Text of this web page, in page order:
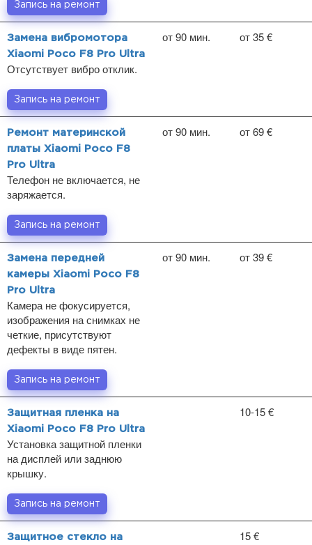
Запись на ремонт
Замена вибромотора
Xiaomi Poco F8 Pro Ultra
Отсутствует вибро отклик.
от 90 мин. от 35 €
Запись на ремонт
Ремонт материнской
платы Xiaomi Poco F8
Pro Ultra
Телефон не включается, не
заряжается.
от 90 мин. от 69 €
Запись на ремонт
Замена передней
камеры Xiaomi Poco F8
Pro Ultra
Камера не фокусируется,
изображения на снимках не
четкие, присутствуют
дефекты в виде пятен.
от 90 мин. от 39 €
Запись на ремонт
Защитная пленка на
Xiaomi Poco F8 Pro Ultra
Установка защитной пленки
на дисплей или заднюю
крышку.
10-15 €
Запись на ремонт
Защитное стекло на 15 €